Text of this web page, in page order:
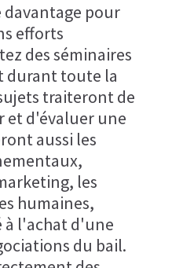
davantage pour
efforts
des séminaires
durant toute la
traiteront de
et d'évaluer une
aussi les
les
humaines,
à l'achat d'une
du bail.